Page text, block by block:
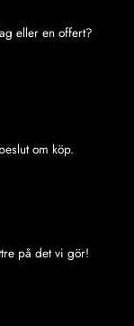
eller en offert?
om köp.
på det vi gör!